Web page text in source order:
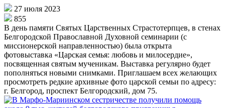
27 июля 2023
855
В день памяти Святых Царственных Страстотерпцев, в стенах
Белгородской Православной Духовной семинарии (с
миссионерской направленностью) была открыта
фотовыставка «Царская семья: любовь и милосердие»,
посвященная святым мученикам. Выставка регулярно будет
пополняться новыми снимками. Приглашаем всех желающих
просмотреть редкие архивные фото царской семьи по адресу:
г. Белгород, проспект Белгородский, дом 75.